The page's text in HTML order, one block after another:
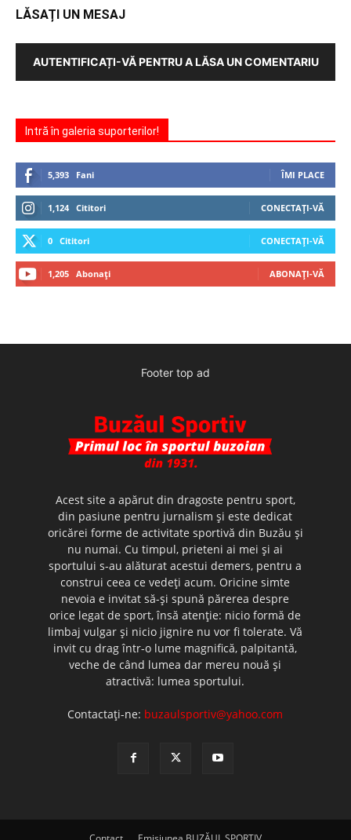
LĂSAȚI UN MESAJ
AUTENTIFICAȚI-VĂ PENTRU A LĂSA UN COMENTARIU
Intră în galeria suporterilor!
5,393 Fani ÎMI PLACE
1,124 Cititori CONECTAȚI-VĂ
0 Cititori CONECTAȚI-VĂ
1,205 Abonați ABONAȚI-VĂ
Footer top ad
Acest site a apărut din dragoste pentru sport,
din pasiune pentru jurnalism şi este dedicat
oricărei forme de activitate sportivă din Buzău şi
nu numai. Cu timpul, prieteni ai mei şi ai
sportului s-au alăturat acestui demers, pentru a
construi ceea ce vedeţi acum. Oricine simte
nevoia e invitat să-şi spună părerea despre
orice legat de sport, însă atenţie: nicio formă de
limbaj vulgar şi nicio jignire nu vor fi tolerate. Vă
invit cu drag într-o lume magnifică, palpitantă,
veche de când lumea dar mereu nouă şi
atractivă: lumea sportului.
Contactați-ne: buzaulsportiv@yahoo.com